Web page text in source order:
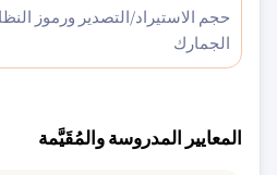
حجم الاستيراد/التصدير ورموز
الجمارك
المعايير المدروسة والمُقَيَّمة